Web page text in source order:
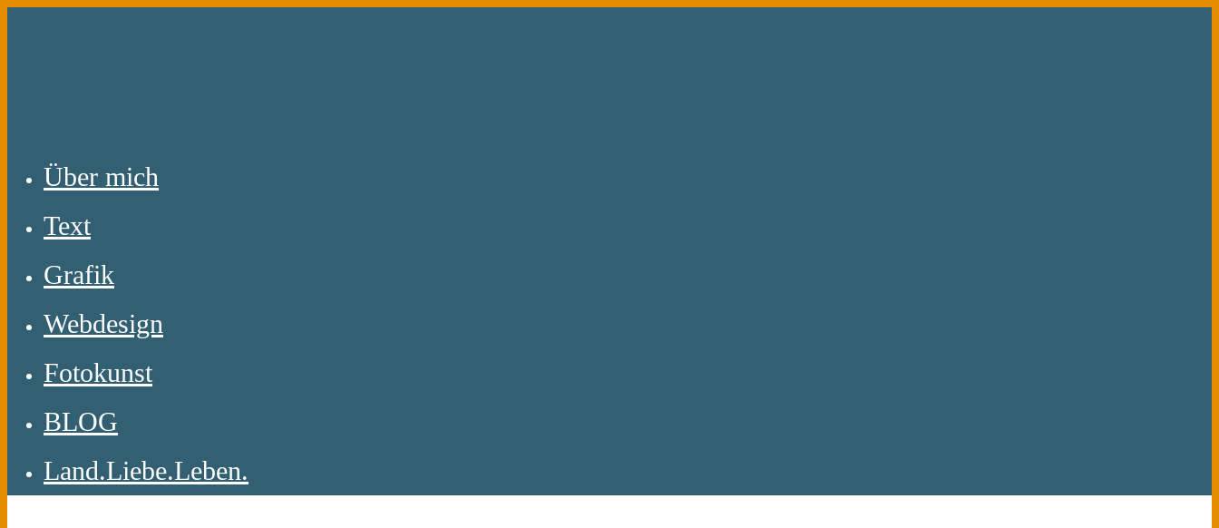
Über mich
Text
Grafik
Webdesign
Fotokunst
BLOG
Land.Liebe.Leben.